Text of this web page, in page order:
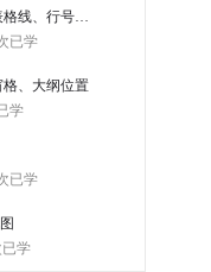
、行号列标
已学
、大纲位置
学
已学
已学